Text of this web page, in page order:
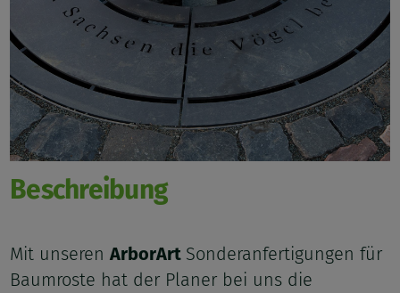
Beschreibung
Mit unserenArborArt Sonderanfertigungen für
Baumroste hat der Planer bei uns die